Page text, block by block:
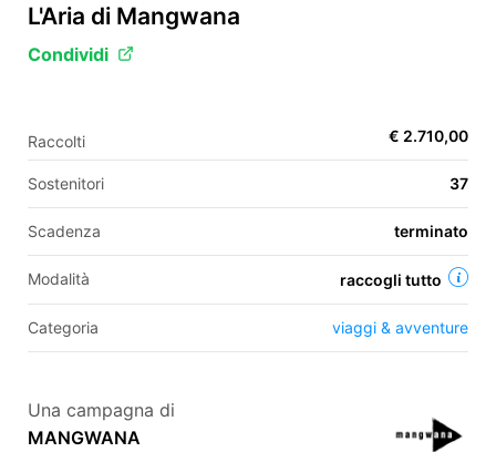
IT
EN
ES
L'Aria di Mangwana
Condividi
Raccolti € 2.710,00
Sostenitori 37
Scadenza terminato
Modalità raccogli tutto
Categoria viaggi & avventure
Una campagna di
MANGWANA